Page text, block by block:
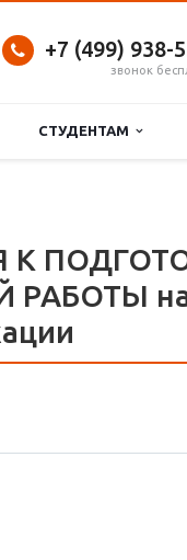
+7 (499) 938-
звонок
СТУДЕНТАМ
К
на